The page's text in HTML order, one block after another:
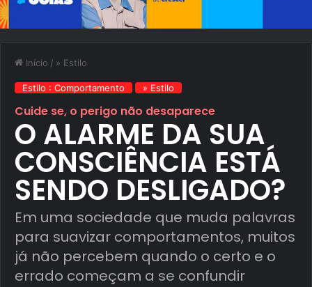
Início / » Estilo
Estilo : Comportamento » Estilo
Cuide se, o perigo não desaparece
O ALARME DA SUA
CONSCIÊNCIA ESTÁ
SENDO DESLIGADO?
Em uma sociedade que muda palavras
para suavizar comportamentos, muitos
já não percebem quando o certo e o
errado começam a se confundir